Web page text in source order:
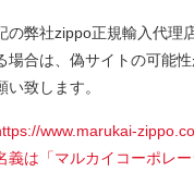
の弊社zippo正規輸入代理
場合は、偽サイトの可能
致します。
www.marukai-
義は「マルカイコーポレ